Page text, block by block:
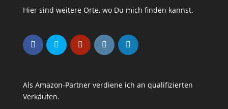
Hier sind weitere Orte, wo Du mich finden kannst.
Als Amazon-Partner verdiene ich an qualifizierten
Verkäufen.